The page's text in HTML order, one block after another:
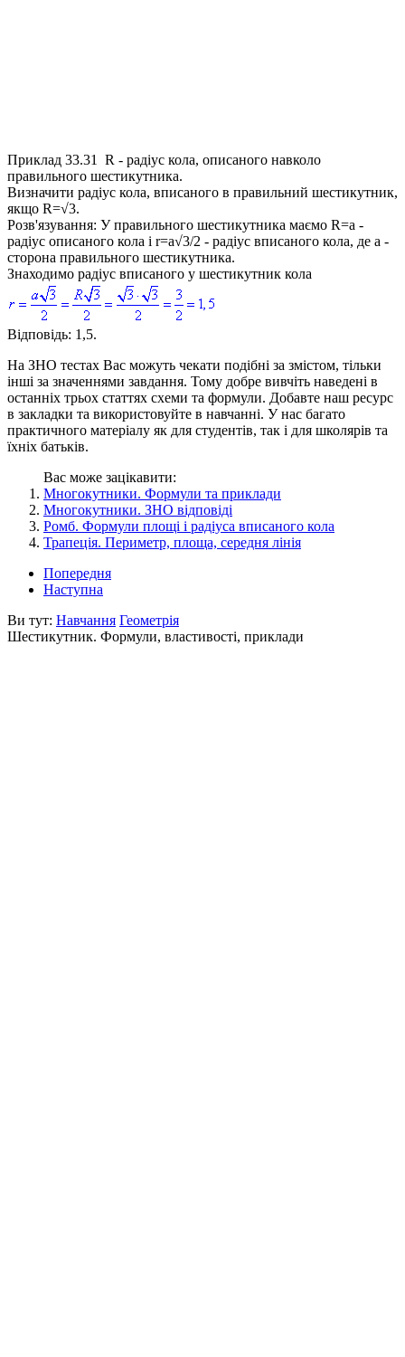
Приклад 33.31 R - радіус кола, описаного навколо
правильного шестикутника.
Визначити радіус кола, вписаного в правильний шестикутник,
якщо R=√3.
Розв'язування: У правильного шестикутника маємо R=a -
радіус описаного кола і r=a√3/2 - радіус вписаного кола, де a -
сторона правильного шестикутника.
Знаходимо радіус вписаного у шестикутник кола
Відповідь: 1,5.
На ЗНО тестах Вас можуть чекати подібні за змістом, тільки
інші за значеннями завдання. Тому добре вивчіть наведені в
останніх трьох статтях схеми та формули. Добавте наш ресурс
в закладки та використовуйте в навчанні. У нас багато
практичного матеріалу як для студентів, так і для школярів та
їхніх батьків.
Вас може зацікавити:
Многокутники. Формули та приклади
Многокутники. ЗНО відповіді
Ромб. Формули площі і радіуса вписаного кола
Трапеція. Периметр, площа, середня лінія
Попередня
Наступна
Ви тут: Навчання Геометрія
Шестикутник. Формули, властивості, приклади